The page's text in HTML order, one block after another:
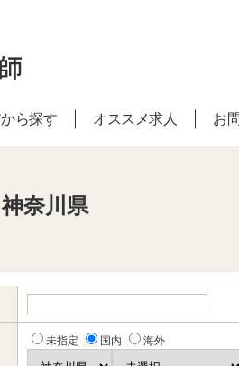
ら探す オススメ求人 お
奈川県
未指定 国内 海外